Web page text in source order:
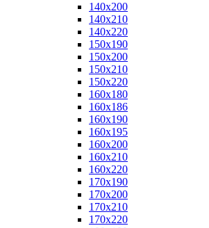
140x200
140x210
140x220
150x190
150x200
150x210
150x220
160x180
160x186
160x190
160x195
160x200
160x210
160x220
170x190
170x200
170x210
170x220